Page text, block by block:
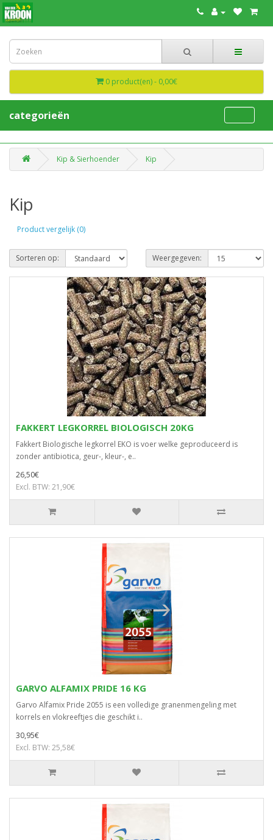
0 product(en) - 0,00€
categorieën
Kip & Sierhoender Kip
Kip
Product vergelijk (0)
Sorteren op: Weergegeven:
FAKKERT LEGKORREL BIOLOGISCH 20KG
Fakkert Biologische legkorrel EKO is voer welke geproduceerd is
zonder antibiotica, geur-, kleur-, e..
26,50€
Excl. BTW: 21,90€
GARVO ALFAMIX PRIDE 16 KG
Garvo Alfamix Pride 2055 is een volledige granenmengeling met
korrels en vlokreeftjes die geschikt i..
30,95€
Excl. BTW: 25,58€